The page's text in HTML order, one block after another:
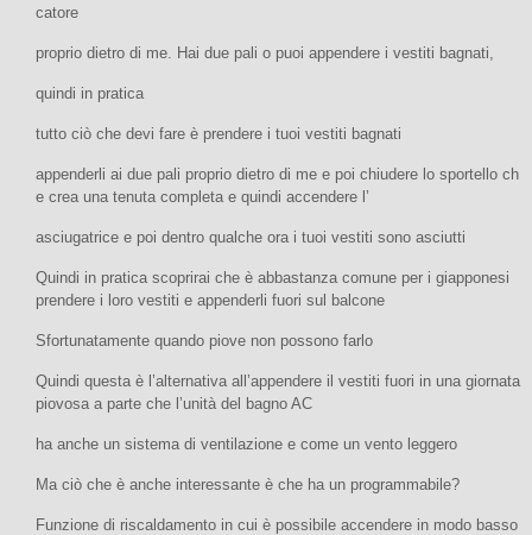
catore
proprio dietro di me. Hai due pali o puoi appendere i vestiti bagnati,
quindi in pratica
tutto ciò che devi fare è prendere i tuoi vestiti bagnati
appenderli ai due pali proprio dietro di me e poi chiudere lo sportello ch
e crea una tenuta completa e quindi accendere l’
asciugatrice e poi dentro qualche ora i tuoi vestiti sono asciutti
Quindi in pratica scoprirai che è abbastanza comune per i giapponesi
prendere i loro vestiti e appenderli fuori sul balcone
Sfortunatamente quando piove non possono farlo
Quindi questa è l’alternativa all’appendere il vestiti fuori in una giornata
piovosa a parte che l’unità del bagno AC
ha anche un sistema di ventilazione e come un vento leggero
Ma ciò che è anche interessante è che ha un programmabile?
Funzione di riscaldamento in cui è possibile accendere in modo basso